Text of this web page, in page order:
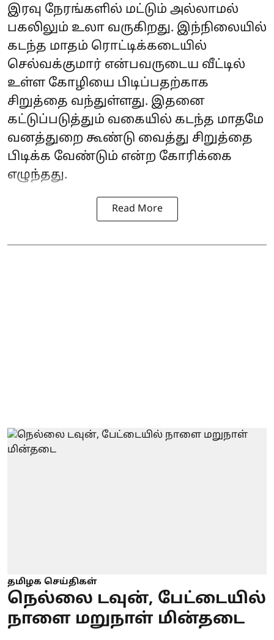
இரவு நேரங்களில் மட்டும் அல்லாமல்
பகலிலும் உலா வருகிறது. இந்நிலையில்
கடந்த மாதம் ரொட்டிக்கடையில்
செல்வக்குமார் என்பவருடைய வீட்டில்
உள்ள கோழியை பிடிப்பதற்காக
சிறுத்தை வந்துள்ளது. இதனை
கட்டுப்படுத்தும் வகையில் கடந்த மாதமே
வனத்துறை கூண்டு வைத்து சிறுத்தை
பிடிக்க வேண்டும் என்ற கோரிக்கை
எழுந்தது.
Read More
தமிழக செய்திகள்
நெல்லை டவுன், பேட்டையில்
நாளை மறுநாள் மின்தடை